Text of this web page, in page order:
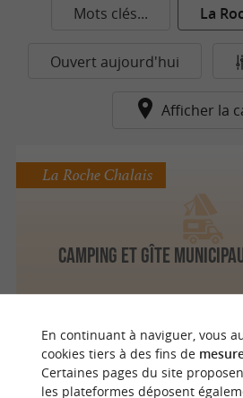
Mots clés... La
Ouvert aujourd'hui
Afficher la
Camping et Gîte
La Roche Chalais
En continuant à naviguer, vous
cookies tiers à des fins de
Certaines pages du site
les plateformes déposent